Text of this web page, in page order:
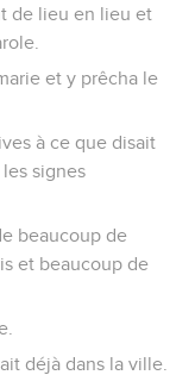
de lieu en lieu et
et y prêcha le
à ce que disait
signes
beaucoup de
et beaucoup de
déjà dans la ville.